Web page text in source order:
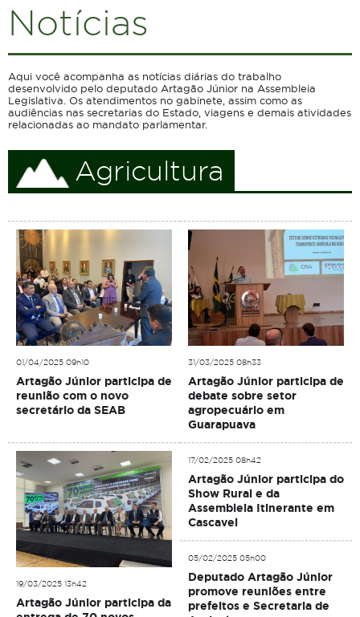
Notícias
Aqui você acompanha as notícias diárias do trabalho
desenvolvido pelo deputado Artagão Júnior na Assembleia
Legislativa. Os atendimentos no gabinete, assim como as
audiências nas secretarias do Estado, viagens e demais atividades
relacionadas ao mandato parlamentar.
Agricultura
01/04/2025 09h10
Artagão Júnior participa de
reunião com o novo
secretário da SEAB
31/03/2025 08h33
Artagão Júnior participa de
debate sobre setor
agropecuário em
Guarapuava
19/03/2025 13h42
Artagão Júnior participa da
17/02/2025 08h42
Artagão Júnior participa do
Show Rural e da
Assembleia Itinerante em
Cascavel
05/02/2025 05h00
Deputado Artagão Júnior
promove reuniões entre
prefeitos e Secretaria de